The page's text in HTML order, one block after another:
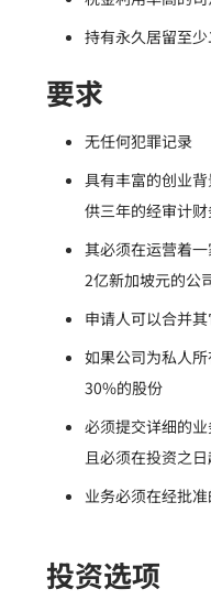
持有永久居留至
要求
无任何犯罪记录
具有丰富的创业
供三年的经审计
其必须在运营着
2亿新加坡元的公
申请人可以合并
如果公司为私人
30%的股份
必须提交详细的业
且必须在投资之
业务必须在经批
投资选项